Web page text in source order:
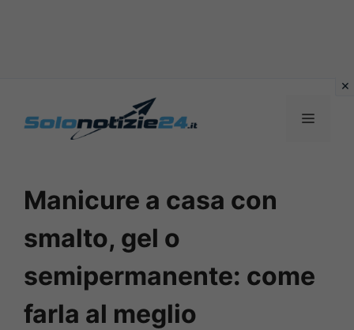
MENU
Manicure a casa con
smalto, gel o
semipermanente: come
farla al meglio